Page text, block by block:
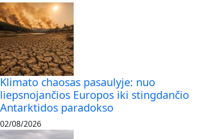
Klimato chaosas pasaulyje: nuo
liepsnojančios Europos iki stingdančio
Antarktidos paradokso
02/08/2026